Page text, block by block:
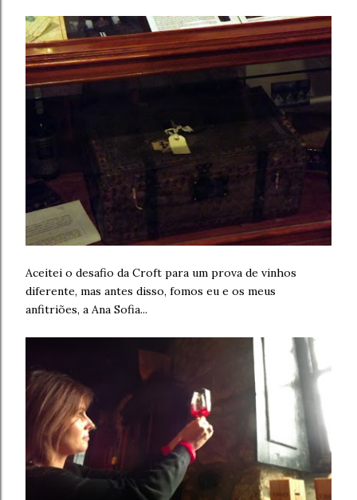
Aceitei o desafio da Croft para um prova de vinhos
diferente, mas antes disso, fomos eu e os meus
anfitriões, a Ana Sofia...